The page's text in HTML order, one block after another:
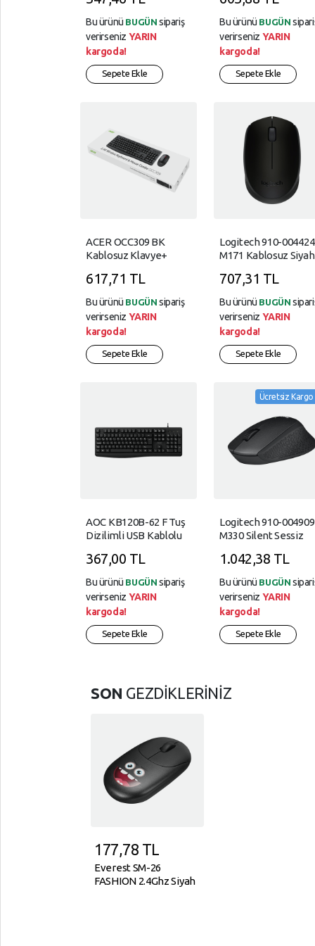
Bu ürünü BUGÜN sipariş
verirseniz YARIN
kargoda!
Sepete Ekle
Bu ürünü BUGÜN
verirseniz YARIN
kargoda!
Sepete Ekle
ACER OCC309 BK
Kablosuz Klavye+
617,71 TL
Bu ürünü BUGÜN sipariş
verirseniz YARIN
kargoda!
Sepete Ekle
Logitech 910-004424
M171 Kablosuz Siyah
707,31 TL
Bu ürünü BUGÜN
verirseniz YARIN
kargoda!
Sepete Ekle
AOC KB120B-62 F Tuş
Dizilimli USB Kablolu
367,00 TL
Bu ürünü BUGÜN sipariş
verirseniz YARIN
kargoda!
Sepete Ekle
Ücretsiz Kargo
Logitech 910-004909
M330 Silent Sessiz
Siyah Mouse
1.042,38 TL
Bu ürünü BUGÜN
verirseniz YARIN
kargoda!
Sepete Ekle
SON GEZDİKLERİNİZ
177,78 TL
Everest SM-26
FASHION 2.4Ghz Siyah